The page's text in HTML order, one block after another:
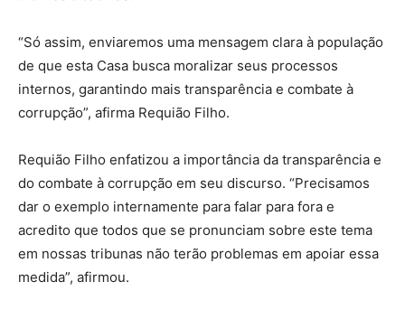
“Só assim, enviaremos uma mensagem clara à população
de que esta Casa busca moralizar seus processos
internos, garantindo mais transparência e combate à
corrupção”, afirma Requião Filho.
Requião Filho enfatizou a importância da transparência e
do combate à corrupção em seu discurso. “Precisamos
dar o exemplo internamente para falar para fora e
acredito que todos que se pronunciam sobre este tema
em nossas tribunas não terão problemas em apoiar essa
medida”, afirmou.